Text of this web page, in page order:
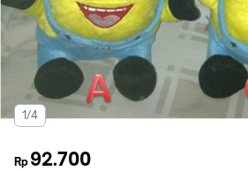
1/4
Rp 92.700